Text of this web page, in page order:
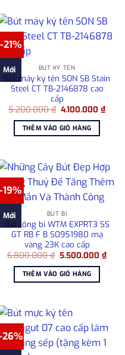
₫.
-21%
Mới BÚT KÝ TÊN
Bút máy ký tên SON SB Stain
Steel CT TB-2146878 cao
cấp
5.200.000₫ Giá
là:
5.200.000 ₫.
4.100.000₫Giá
hiện
THÊM VÀO GIỎ HÀNG
₫.
-19%
Mới BÚT BI
Bút lông bi WTM EXPRT3 SS
GT RB F B S0951980 mạ
vàng 23K cao cấp
6.800.000₫ Giá
là:
6.800.000 ₫.
5.500.000₫Giá
THÊM VÀO GIỎ HÀNG
26%